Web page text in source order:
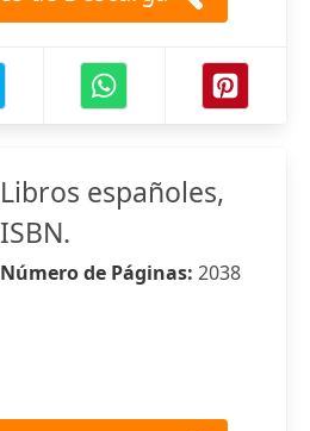
Libros españoles,
ISBN.
Número de Páginas: 2038